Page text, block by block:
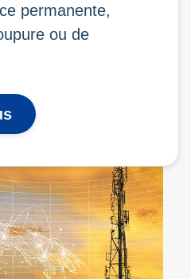
permanente,
ou de